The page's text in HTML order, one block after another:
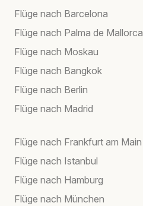
Flüge nach Barcelona
Flüge nach Palma de Mallorca
Flüge nach Moskau
Flüge nach Bangkok
Flüge nach Berlin
Flüge nach Madrid
Flüge nach Frankfurt am Main
Flüge nach Istanbul
Flüge nach Hamburg
Flüge nach München